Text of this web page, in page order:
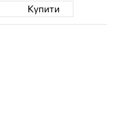
Купити